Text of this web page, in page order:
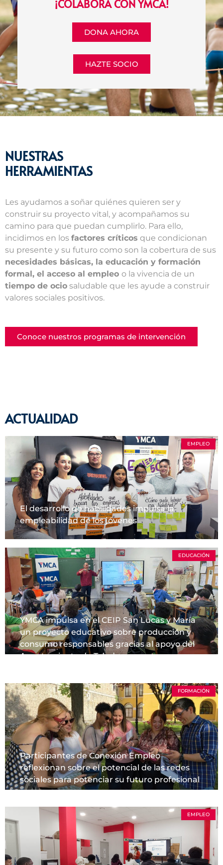
¡COLABORA CON YMCA!
DONA AHORA
HAZTE SOCIO
NUESTRAS
HERRAMIENTAS
Les ayudamos a soñar quiénes quieren ser y
construir su proyecto vital, y acompañamos su
camino para que puedan cumplirlo. Para ello,
incidimos en los factores críticos que condicionan
su presente y su futuro como son la cobertura de sus
necesidades básicas, la educación y formación
formal, el acceso al empleo o la vivencia de un
tiempo de ocio saludable que les ayude a construir
valores sociales positivos.
Conoce nuestros programas de intervención
ACTUALIDAD
EMPLEO
El desarrollo de habilidades impulsa la
empleabilidad de los jóvenes
EDUCACIÓN
YMCA impulsa en el CEIP San Lucas y María
un proyecto educativo sobre producción y
consumo responsables gracias al apoyo del
Ayuntamiento de Toledo
FORMACIÓN
Participantes de Conexión Empleo
reflexionan sobre el potencial de las redes
sociales para potenciar su futuro profesional
EMPLEO